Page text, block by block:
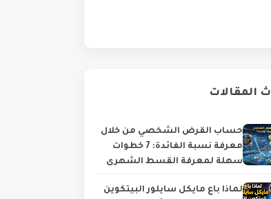
المقالات
حساب القرض الشخصي من خلال
معرفة نسبة الفائدة: 7 خطوات
سهلة لمعرفة القسط الشهري
لماذا باع مايكل سايلور البيتكوين